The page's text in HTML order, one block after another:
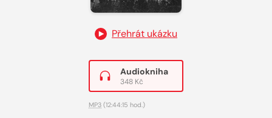
Přehrát ukázku
Audiokniha
348 Kč
MP3 (12:44:15 hod.)